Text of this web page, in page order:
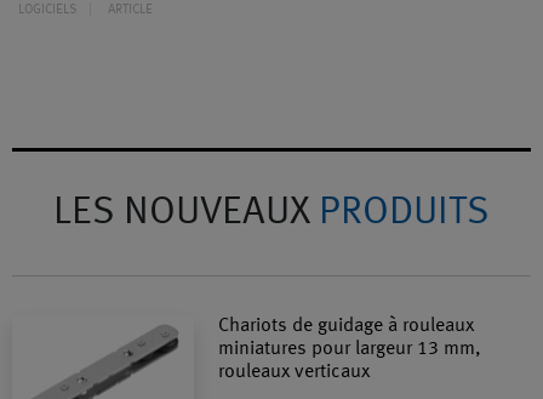
LOGICIELS ARTICLE
LES NOUVEAUX PRODUITS
Chariots de guidage à rouleaux
miniatures pour largeur 13 mm,
rouleaux verticaux